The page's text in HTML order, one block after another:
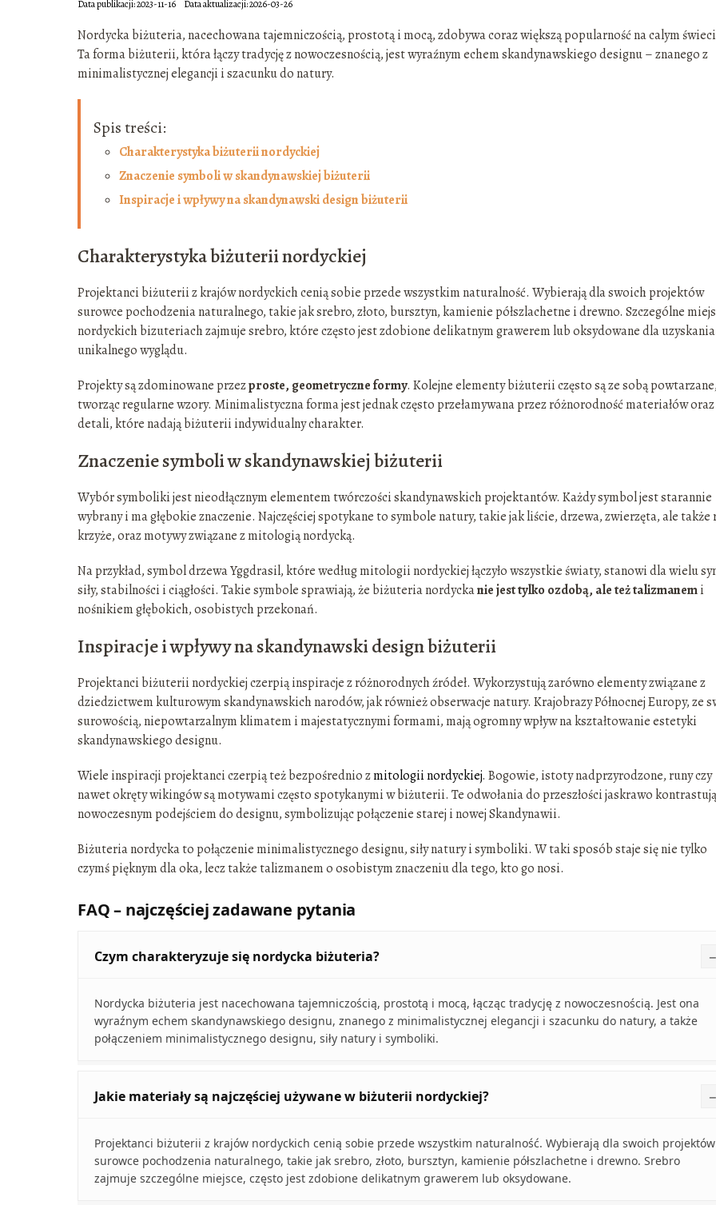
Data publikacji: 2023-11-16 Data aktualizacji: 2026-03-26
Nordycka biżuteria, nacechowana tajemniczością, prostotą i mocą, zdobywa coraz większą popularność na calym
Ta forma biżuterii, która łączy tradycję z nowoczesnością, jest wyraźnym echem skandynawskiego designu – znanego z
minimalistycznej elegancji i szacunku do natury.
Spis treści:
Charakterystyka biżuterii nordyckiej
Znaczenie symboli w skandynawskiej biżuterii
Inspiracje i wpływy na skandynawski design biżuterii
Charakterystyka biżuterii nordyckiej
Projektanci biżuterii z krajów nordyckich cenią sobie przede wszystkim naturalność. Wybierają dla swoich projektów
surowce pochodzenia naturalnego, takie jak srebro, złoto, bursztyn, kamienie półszlachetne i drewno. Szczególne
nordyckich bizuteriach zajmuje srebro, które często jest zdobione delikatnym grawerem lub oksydowane dla uzyskania
unikalnego wyglądu.
Projekty są zdominowane przezproste, geometryczne formy. Kolejne elementy biżuterii często są ze sobą
tworząc regularne wzory. Minimalistyczna forma jest jednak często przełamywana przez różnorodność materiałów oraz
detali, które nadają biżuterii indywidualny charakter.
Znaczenie symboli w skandynawskiej biżuterii
Wybór symboliki jest nieodłącznym elementem twórczości skandynawskich projektantów. Każdy symbol jest starannie
wybrany i ma głębokie znaczenie. Najczęściej spotykane to symbole natury, takie jak liście, drzewa, zwierzęta, ale także
krzyże, oraz motywy związane z mitologią nordycką.
Na przykład, symbol drzewa Yggdrasil, które według mitologii nordyckiej łączyło wszystkie światy, stanowi dla wielu
siły, stabilności i ciągłości. Takie symbole sprawiają, że biżuteria nordyckanie jest tylko ozdobą, ale też talizmanemi
nośnikiem głębokich, osobistych przekonań.
Inspiracje i wpływy na skandynawski design biżuterii
Projektanci biżuterii nordyckiej czerpią inspiracje z różnorodnych źródeł. Wykorzystują zarówno elementy związane z
dziedzictwem kulturowym skandynawskich narodów, jak również obserwacje natury. Krajobrazy Północnej Europy, ze
surowością, niepowtarzalnym klimatem i majestatycznymi formami, mają ogromny wpływ na kształtowanie estetyki
skandynawskiego designu.
Wiele inspiracji projektanci czerpią też bezpośrednio zmitologii nordyckiej. Bogowie, istoty nadprzyrodzone, runy czy
nawet okręty wikingów są motywami często spotykanymi w biżuterii. Te odwołania do przeszłości jaskrawo
nowoczesnym podejściem do designu, symbolizując połączenie starej i nowej Skandynawii.
Biżuteria nordycka to połączenie minimalistycznego designu, siły natury i symboliki. W taki sposób staje się nie tylko
czymś pięknym dla oka, lecz także talizmanem o osobistym znaczeniu dla tego, kto go nosi.
FAQ – najczęściej zadawane pytania
Czym charakteryzuje się nordycka biżuteria?
Nordycka biżuteria jest nacechowana tajemniczością, prostotą i mocą, łącząc tradycję z nowoczesnością. Jest ona
wyraźnym echem skandynawskiego designu, znanego z minimalistycznej elegancji i szacunku do natury, a także
połączeniem minimalistycznego designu, siły natury i symboliki.
Jakie materiały są najczęściej używane w biżuterii nordyckiej?
Projektanci biżuterii z krajów nordyckich cenią sobie przede wszystkim naturalność. Wybierają dla swoich projektów
surowce pochodzenia naturalnego, takie jak srebro, złoto, bursztyn, kamienie półszlachetne i drewno. Srebro
zajmuje szczególne miejsce, często jest zdobione delikatnym grawerem lub oksydowane.